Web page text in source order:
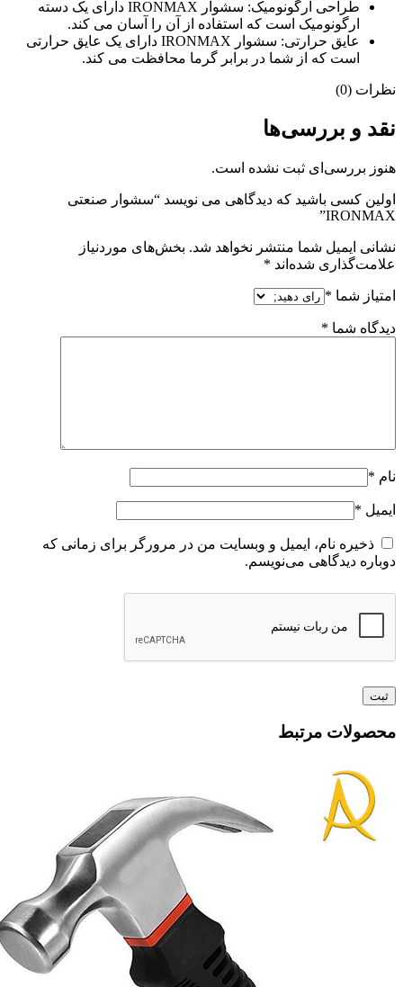
طراحی ارگونومیک: سشوار IRONMAX دارای یک دسته
ارگونومیک است که استفاده از آن را آسان می کند.
عایق حرارتی: سشوار IRONMAX دارای یک عایق حرارتی
است که از شما در برابر گرما محافظت می کند.
نظرات (0)
نقد و بررسی‌ها
هنوز بررسی‌ای ثبت نشده است.
اولین کسی باشید که دیدگاهی می نویسد “سشوار صنعتی
IRONMAX”
نشانی ایمیل شما منتشر نخواهد شد. بخش‌های موردنیاز
علامت‌گذاری شده‌اند *
امتیاز شما *
دیدگاه شما *
نام *
ایمیل *
ذخیره نام، ایمیل و وبسایت من در مرورگر برای زمانی که
دوباره دیدگاهی می‌نویسم.
محصولات مرتبط